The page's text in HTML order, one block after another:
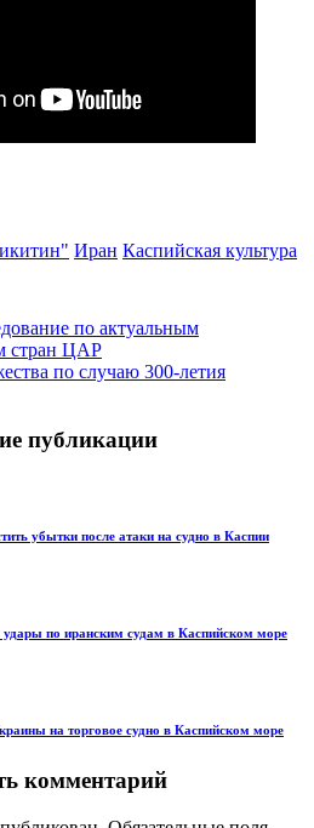
Иран Каспийская культура
по актуальным
стран ЦАР
по случаю 300-летия
публикации
убытки после атаки на судно в Каспии
удары по иранским судам в Каспийском море
на торговое судно в Каспийском море
комментарий